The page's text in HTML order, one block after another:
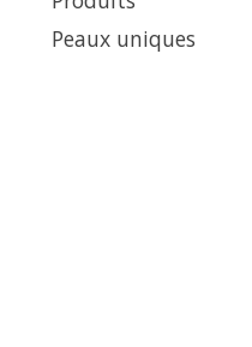
Peaux uniques